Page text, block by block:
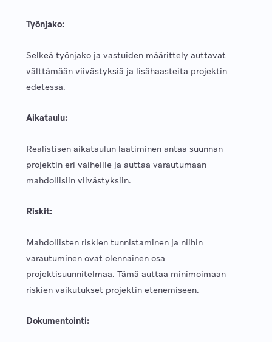
Työnjako:
Selkeä työnjako ja vastuiden määrittely auttavat
välttämään viivästyksiä ja lisähaasteita projektin
edetessä.
Aikataulu:
Realistisen aikataulun laatiminen antaa suunnan
projektin eri vaiheille ja auttaa varautumaan
mahdollisiin viivästyksiin.
Riskit:
Mahdollisten riskien tunnistaminen ja niihin
varautuminen ovat olennainen osa
projektisuunnitelmaa. Tämä auttaa minimoimaan
riskien vaikutukset projektin etenemiseen.
Dokumentointi: